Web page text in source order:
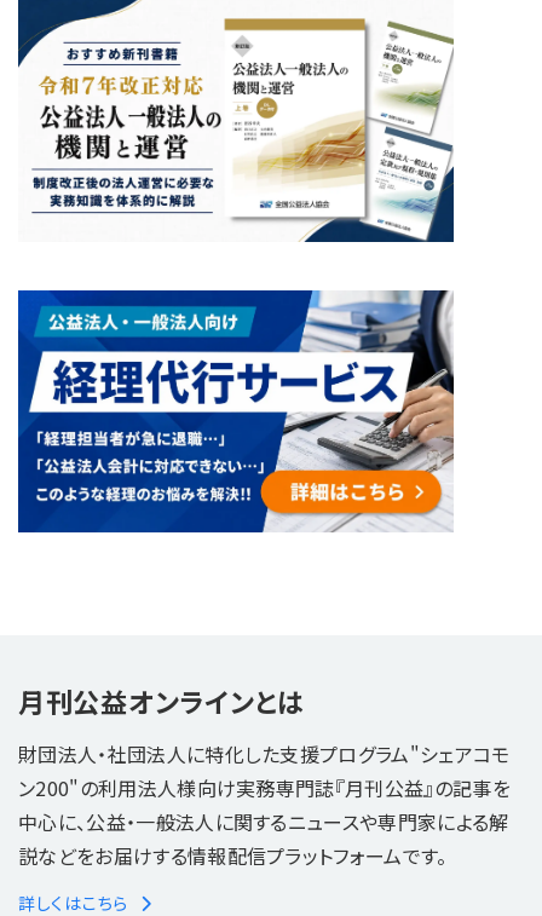
月刊公益オンラインとは
財団法人・社団法人に特化した支援プログラム"シェアコモ
ン200"の利用法人様向け実務専門誌『月刊公益』の記事を
中心に、公益・一般法人に関するニュースや専門家による解
説などをお届けする情報配信プラットフォームです。
詳しくはこちら